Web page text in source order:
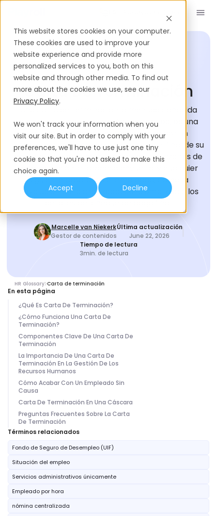
This website stores cookies on your computer.
These cookies are used to improve your
website experience and provide more
personalized services to you, both on this
website and through other media. To find out
more about the cookies we use, see our
Privacy Policy.
We won't track your information when you
visit our site. But in order to comply with your
preferences, we'll have to use just one tiny
cookie so that you're not asked to make this
choice again.
Accept
Decline
GLOSARIO DE CONTRATACIÓN
Carta De Terminación
Una carta de terminación, a menudo conocida
como carta de terminación del empleo, es una
notificación formal proporcionada por un
empleador a un empleado que indica el final de su
empleo. Este documento describe las razones de
la terminación, el proceso envuelto, y cualquier
siguiente paso para el empleado, como la
devolución de la propiedad de la empresa o los
Marcelle van Niekerk
Gestor de contenidos
Última actualización
June 22, 2026
Tiempo de lectura
3min. de lectura
HR Glossary Carta de terminación
En esta página
¿Qué Es Carta De Terminación?
¿Cómo Funciona Una Carta De
Terminación?
Componentes Clave De Una Carta De
Terminación
La Importancia De Una Carta De
Terminación En La Gestión De Los
Recursos Humanos
Cómo Acabar Con Un Empleado Sin
Causa
Carta De Terminación En Una Cáscara
Preguntas Frecuentes Sobre La Carta
De Terminación
Términos relacionados
Fondo de Seguro de Desempleo (UIF)
Situación del empleo
Servicios administrativos únicamente
Empleado por hora
nómina centralizada